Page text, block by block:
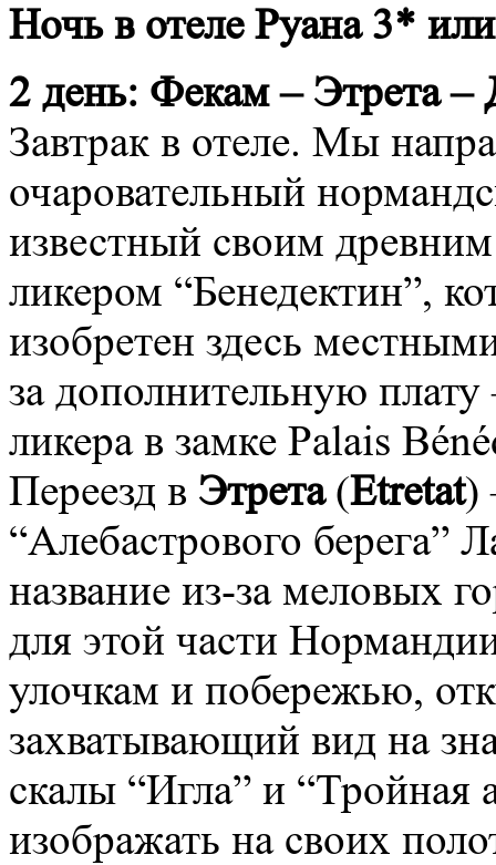
Ночь в отеле Руана 3*
2 день: Фекам – Этрета –
Завтрак в отеле. Мы
очаровательный
известный своим
ликером “Бенедектин”,
изобретен здесь
за дополнительную
ликера в замке Palais
Переезд в Этрета(Etretat)
“Алебастрового
название из-за меловых
для этой части
улочкам и побережью,
захватывающий вид на
скалы “Игла” и “Тройная
изображать на своих